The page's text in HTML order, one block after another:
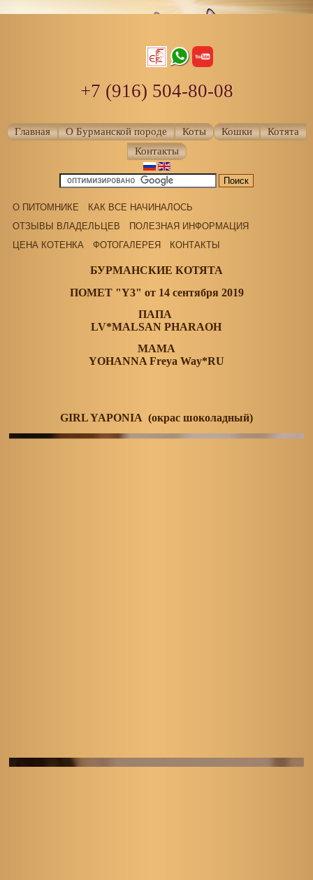
+7 (916) 504-80-08
Главная О Бурманской породе Коты Кошки
Котята
Контакты
О ПИТОМНИКЕ
КАК ВСЕ НАЧИНАЛОСЬ
ОТЗЫВЫ ВЛАДЕЛЬЦЕВ
ПОЛЕЗНАЯ ИНФОРМАЦИЯ
ЦЕНА КОТЕНКА
ФОТОГАЛЕРЕЯ КОНТАКТЫ
БУРМАНСКИЕ КОТЯТА
ПОМЕТ "Y3" от 14 сентября 2019
ПАПА
LV*MALSAN PHARAOH
МАМА
YOHANNA Freya Way*RU
GIRL YAPONIA (окрас шоколадный)